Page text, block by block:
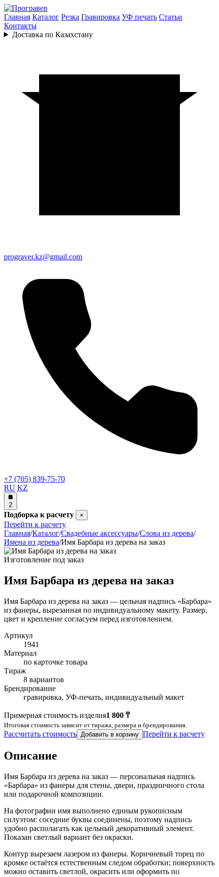
Главная Каталог Резка Гравировка УФ печать Статьи
Контакты
Доставка по Казахстану
prograver.kz@gmail.com
+7 (705) 839-75-70
RU KZ
2
Подборка к расчету ×
Перейти к расчету
Главная/Каталог/Свадебные аксессуары/Слова из дерева/
Имена из дерева/Имя Барбара из дерева на заказ
Изготовление под заказ
Имя Барбара из дерева на заказ
Имя Барбара из дерева на заказ — цельная надпись «Барбара»
из фанеры, вырезанная по индивидуальному макету. Размер,
цвет и крепление согласуем перед изготовлением.
Артикул
1941
Материал
по карточке товара
Тираж
8 вариантов
Брендирование
гравировка, УФ-печать, индивидуальный макет
Примерная стоимость изделия1 800 ₸
Итоговая стоимость зависит от тиража, размера и брендирования.
Рассчитать стоимость Добавить в корзину Перейти к расчету
Описание
Имя Барбара из дерева на заказ — персональная надпись
«Барбара» из фанеры для стены, двери, праздничного стола
или подарочной композиции.
На фотографии имя выполнено единым рукописным
силуэтом: соседние буквы соединены, поэтому надпись
удобно располагать как цельный декоративный элемент.
Показан светлый вариант без окраски.
Контур вырезаем лазером из фанеры. Коричневый торец по
кромке остаётся естественным следом обработки; поверхность
можно оставить светлой, окрасить или оформить по